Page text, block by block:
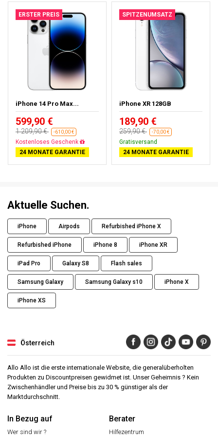
ERSTER PREIS
iPhone 14 Pro Max...
599,90 €
1 209,90 € -610,00 €
Gratisversand
24 MONATE GARANTIE
SPITZENUMSATZ
iPhone XR 128GB
189,90 €
259,90 € -70,00 €
Gratisversand
24 MONATE GARANTIE
Aktuelle Suchen.
iPhone Airpods Refurbished iPhone X
Refurbished iPhone iPhone 8 iPhone XR
iPad Pro Galaxy S8 Flash sales
Samsung Galaxy Samsung Galaxy s10 iPhone X
iPhone XS
Österreich
Allo Allo ist die erste internationale Website, die generalüberholten
Produkten zu Discountpreisen gewidmet ist. Unser Geheimnis ? Kein
Zwischenhändler und Preise bis zu 30 % günstiger als der
Marktdurchschnitt.
In Bezug auf
Wer sind wir ?
Berater
Hilfezentrum